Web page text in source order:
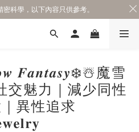
𝑭𝒂𝒏𝒕𝒂𝒔𝒚❄️☃️魔雪
魅力｜減少同性
異性追求
密科學，以下內容只供參考。